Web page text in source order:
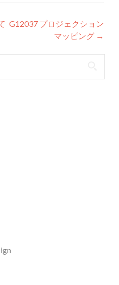
ョン
G12037 プロジェクション
マッピング →